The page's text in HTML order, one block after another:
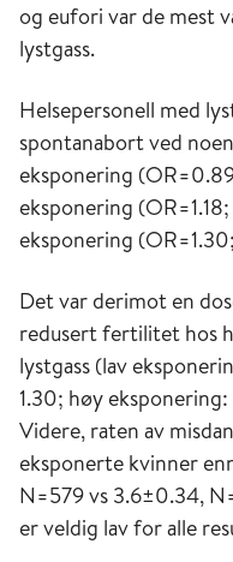
og eufori var de mest
lystgass.
Helsepersonell med
spontanabort ved
eksponering
eksponering
eksponering
Det var derimot en
redusert fertilitet hos
lystgass (lav
1.30; høy
Videre, raten av
eksponerte kvinner
N=579 vs 3.6±0.34,
er veldig lav for alle